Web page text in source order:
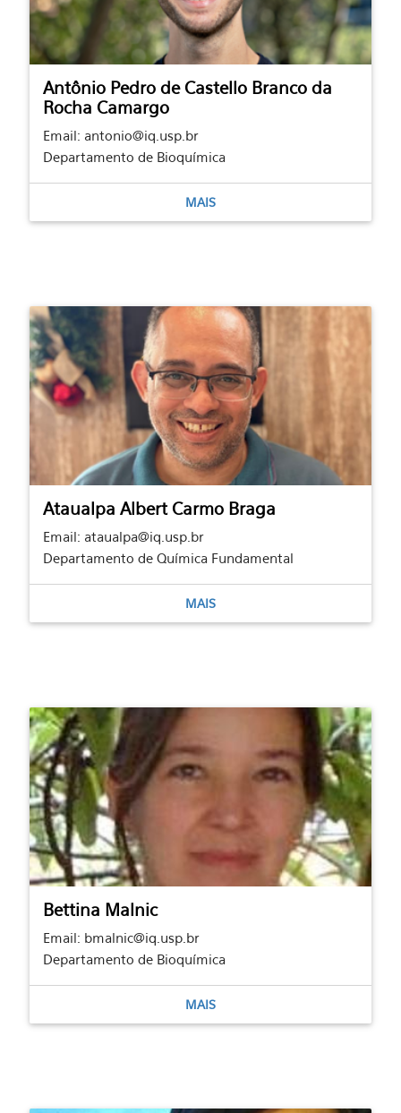
Antônio Pedro de Castello Branco da
Rocha Camargo
Email: antonio@iq.usp.br
Departamento de Bioquímica
MAIS
Ataualpa Albert Carmo Braga
Email: ataualpa@iq.usp.br
Departamento de Química Fundamental
MAIS
Bettina Malnic
Email: bmalnic@iq.usp.br
Departamento de Bioquímica
MAIS